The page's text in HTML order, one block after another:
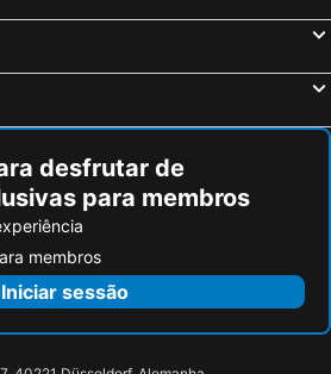
desfrutar de
para membros
membros
Iniciar sessão